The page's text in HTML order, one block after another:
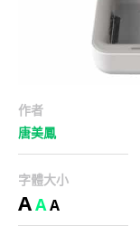
作者
唐美鳳
字體大小
AAA